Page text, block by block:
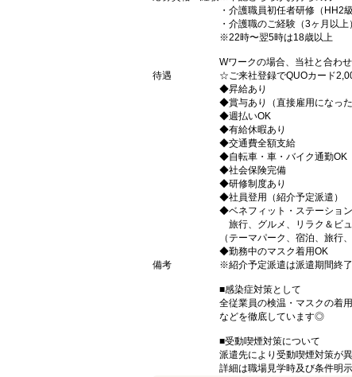
・介護職員初任者研修（HH2
・介護職のご経験（3ヶ月以上）
※22時〜翌5時は18歳以上
Wワークの場合、当社と合わ
待遇
☆ご来社登録でQUOカード
◆昇給あり
◆賞与あり（直接雇用になった
◆週払いOK
◆有給休暇あり
◆交通費全額支給
◆自転車・車・バイク通勤OK
◆社会保険完備
◆研修制度あり
◆社員登用（紹介予定派遣）
◆ベネフィット・ステーショ
旅行、グルメ、リラク＆ビ
（テーマパーク、宿泊、旅行
◆勤務中のマスク着用OK
備考
※紹介予定派遣は派遣期間終
■感染症対策として
全従業員の検温・マスクの着
などを徹底しています◎
■受動喫煙対策について
派遣先により受動喫煙対策が異
詳細は職場見学時及び条件明